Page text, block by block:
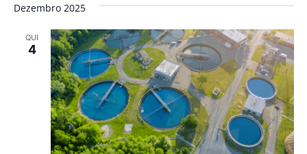
Dezembro 2025
QUI
4